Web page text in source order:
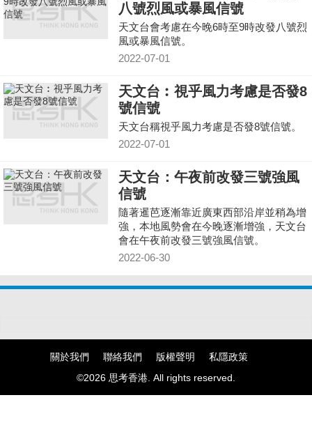
八號烈風或暴風信號
天文台會考慮在今晚6時至9時改發八號烈
風或暴風信號。
2022-07-01
天文台︰視乎風力考慮是否發8
號信號
天文台稱視乎風力考慮是否發8號信號。
2022-07-01
天文台：午夜前改發三號強風
信號
隨著暹芭逐漸靠近廣東西部沿岸並稍為增
強，本地風勢會在今晚逐漸增強，天文台
會在午夜前改發三號強風信號。
2022-06-30
關於我們 聯絡我們 版權聲明
私隱政策
©2026 思考香港. All rights reserved.